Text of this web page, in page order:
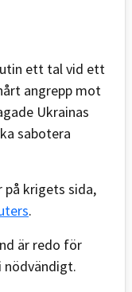
ett tal vid ett
angrepp mot
Ukrainas
sabotera
på krigets sida,
.
är redo för
nödvändigt.